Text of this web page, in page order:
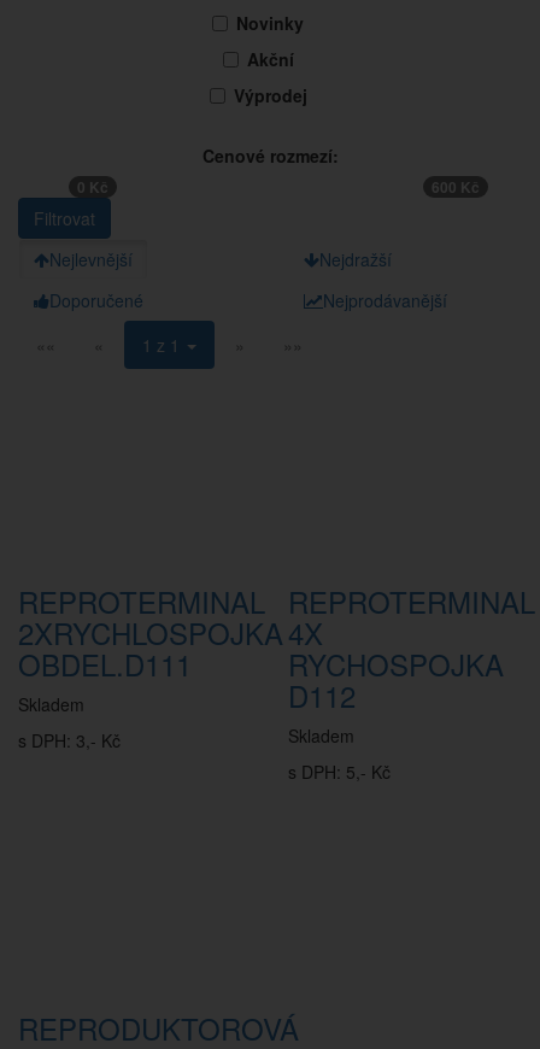
Novinky
Akční
Výprodej
Cenové rozmezí:
0 Kč 600 Kč
Nejlevnější
Nejdražší
Doporučené
Nejprodávanější
««
« 1 z 1 » »»
REPROTERMINAL
2XRYCHLOSPOJKA
OBDEL.D111
Skladem
s DPH: 3,- Kč
REPROTERMINAL
4X
RYCHOSPOJKA
D112
Skladem
s DPH: 5,- Kč
REPRODUKTOROVÁ